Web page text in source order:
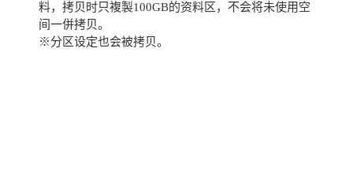
料，拷贝时只複製100GB的资料区，不会将未使用空
间一併拷贝。
※分区设定也会被拷贝。